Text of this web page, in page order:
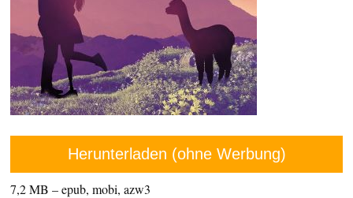
Herunterladen (ohne Werbung)
7,2 MB – epub, mobi, azw3